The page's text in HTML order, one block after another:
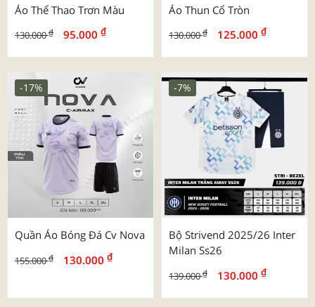
Áo Thể Thao Trơn Màu
130.000₫ 95.000 ₫
Áo Thun Cổ Tròn
130.000₫ 125.000 ₫
Quần Áo Bóng Đá Cv Nova
155.000₫ 130.000 ₫
-17%
Bộ Strivend 2025/26 Inter
Milan Ss26
139.000₫ 130.000 ₫
-7%